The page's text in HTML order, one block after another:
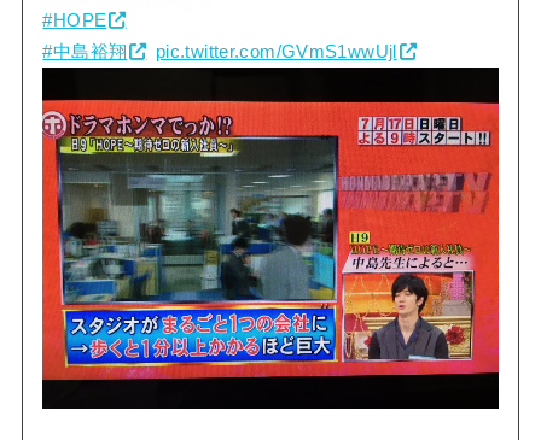
#HOPE
#中島裕翔
pic.twitter.com/GVmS1wwUjl